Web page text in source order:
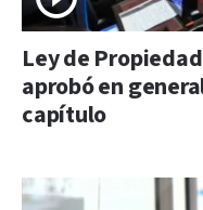
Ley de
aprobó en
capítulo